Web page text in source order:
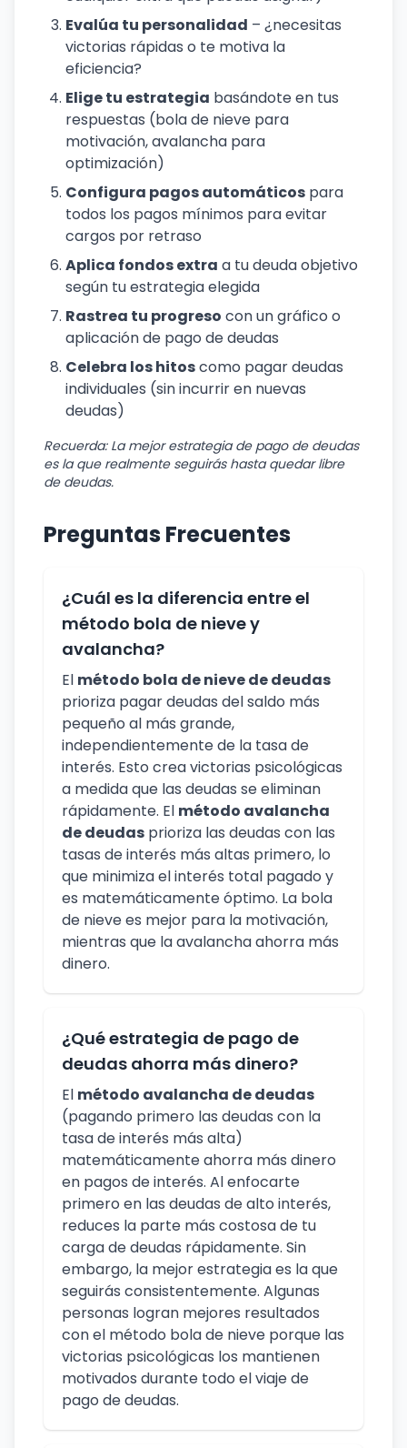
Evalúa tu personalidad – ¿necesitas
victorias rápidas o te motiva la
eficiencia?
Elige tu estrategia basándote en tus
respuestas (bola de nieve para
motivación, avalancha para
optimización)
Configura pagos automáticos para
todos los pagos mínimos para evitar
cargos por retraso
Aplica fondos extra a tu deuda objetivo
según tu estrategia elegida
Rastrea tu progreso con un gráfico o
aplicación de pago de deudas
Celebra los hitoscomo pagar deudas
individuales (sin incurrir en nuevas
deudas)
Recuerda: La mejor estrategia de pago de deudas
es la que realmente seguirás hasta quedar libre
de deudas.
Preguntas Frecuentes
¿Cuál es la diferencia entre el
método bola de nieve y
avalancha?
El método bola de nieve de deudas
prioriza pagar deudas del saldo más
pequeño al más grande,
independientemente de la tasa de
interés. Esto crea victorias psicológicas
a medida que las deudas se eliminan
rápidamente. El método avalancha
de deudas prioriza las deudas con las
tasas de interés más altas primero, lo
que minimiza el interés total pagado y
es matemáticamente óptimo. La bola
de nieve es mejor para la motivación,
mientras que la avalancha ahorra más
dinero.
¿Qué estrategia de pago de
deudas ahorra más dinero?
El método avalancha de deudas
(pagando primero las deudas con la
tasa de interés más alta)
matemáticamente ahorra más dinero
en pagos de interés. Al enfocarte
primero en las deudas de alto interés,
reduces la parte más costosa de tu
carga de deudas rápidamente. Sin
embargo, la mejor estrategia es la que
seguirás consistentemente. Algunas
personas logran mejores resultados
con el método bola de nieve porque las
victorias psicológicas los mantienen
motivados durante todo el viaje de
pago de deudas.